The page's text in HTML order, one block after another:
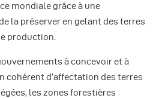
mondiale grâce à une
la préserver en gelant des terres
production.
à concevoir et à
cohérent d’affectation des terres
les zones forestières